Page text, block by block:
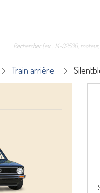
Train arrière